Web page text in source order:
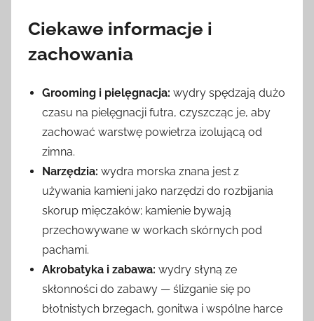
Ciekawe informacje i
zachowania
Grooming i pielęgnacja: wydry spędzają dużo
czasu na pielęgnacji futra, czyszcząc je, aby
zachować warstwę powietrza izolującą od
zimna.
Narzędzia: wydra morska znana jest z
używania kamieni jako narzędzi do rozbijania
skorup mięczaków; kamienie bywają
przechowywane w workach skórnych pod
pachami.
Akrobatyka i zabawa: wydry słyną ze
skłonności do zabawy — ślizganie się po
błotnistych brzegach, gonitwa i wspólne harce